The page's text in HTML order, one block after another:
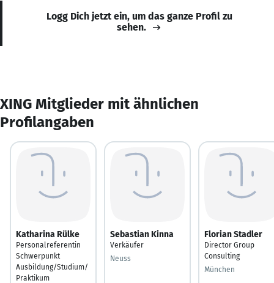
Logg Dich jetzt ein, um das ganze Profil zu
sehen.
XING Mitglieder mit ähnlichen
Profilangaben
Katharina Rülke
Personalreferentin
Schwerpunkt
Ausbildung/Studium/
Praktikum
Sebastian Kinna
Verkäufer
Neuss
Florian Stadler
Director Group
Consulting
München